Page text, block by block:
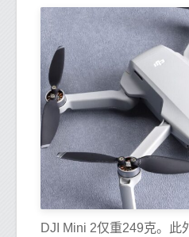
DJI Mini 2仅重249克。此